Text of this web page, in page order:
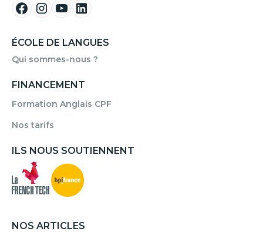
ÉCOLE DE LANGUES
Qui sommes-nous ?
FINANCEMENT
Formation Anglais CPF
Nos tarifs
ILS NOUS SOUTIENNENT
NOS ARTICLES